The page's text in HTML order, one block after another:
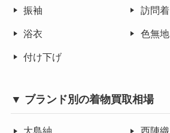
振袖 訪問着
浴衣 色無地
付け下げ
▼ ブランド別の着物買取相場
大島紬 西陣織